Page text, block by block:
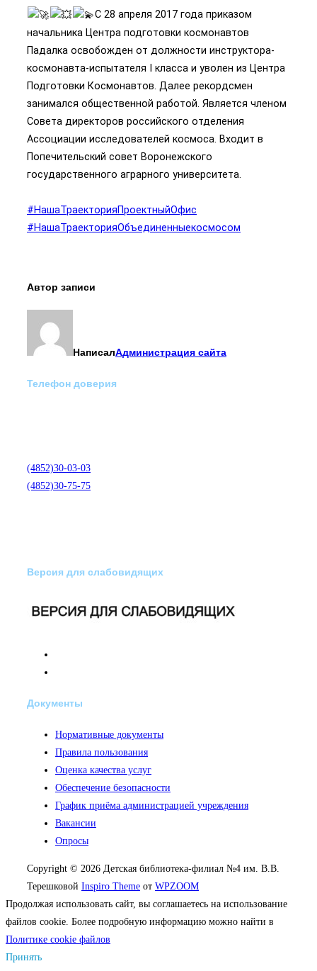
С 28 апреля 2017 года приказом
начальника Центра подготовки космонавтов
Падалка освобожден от должности инструктора-
космонавта-испытателя I класса и уволен из Центра
Подготовки Космонавтов. Далее рекордсмен
занимался общественной работой. Является членом
Совета директоров российского отделения
Ассоциации исследователей космоса. Входит в
Попечительский совет Воронежского
государственного аграрного университета.
#НашаТраекторияПроектныйОфис
#НашаТраекторияОбъединенныекосмосом
Автор записи
НаписалАдминистрация сайта
Телефон доверия
(4852)30-03-03
(4852)30-75-75
Версия для слабовидящих
Документы
Нормативные документы
Правила пользования
Оценка качества услуг
Обеспечение безопасности
График приёма администрацией учреждения
Вакансии
Опросы
Copyright © 2026 Детская библиотека-филиал №4 им. В.В.
Терешковой Inspiro Theme от WPZOOM
Продолжая использовать сайт, вы соглашаетесь на использование
файлов cookie. Более подробную информацию можно найти в
Политике cookie файлов
Принять